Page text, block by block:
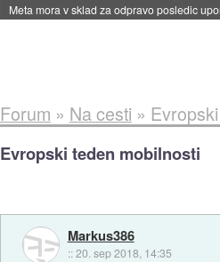
ByteDance trenira največji model umetne
Forum » Na cesti »
Evropski teden mobilnosti
Markus386
::20. sep 2018, 14:35